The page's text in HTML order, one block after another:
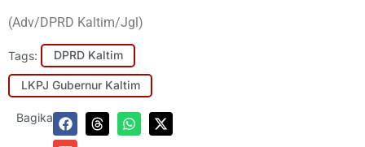
(Adv/DPRD Kaltim/Jgl)
Tags: DPRD Kaltim
LKPJ Gubernur Kaltim
Bagikan: